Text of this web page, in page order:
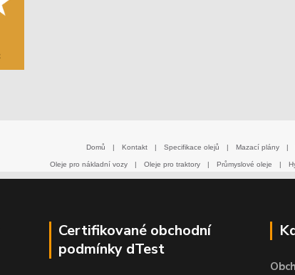
Domů | Kontakt | Specifikace olejů | Mazací plány |
Oleje pro nákladní vozy | Oleje pro traktory | Průmyslové oleje |
Certifikované obchodní
podmínky dTest